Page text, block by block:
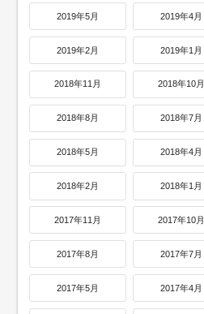
2019年5月 2019年4月
2019年2月 2019年1月
2018年11月 2018年10月
2018年8月 2018年7月
2018年5月 2018年4月
2018年2月 2018年1月
2017年11月 2017年10月
2017年8月 2017年7月
2017年5月 2017年4月